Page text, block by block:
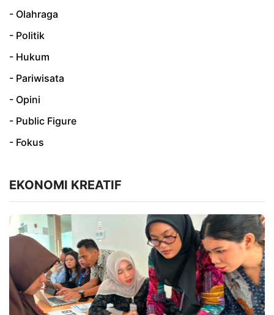
- Olahraga
- Politik
- Hukum
- Pariwisata
- Opini
- Public Figure
- Fokus
EKONOMI KREATIF